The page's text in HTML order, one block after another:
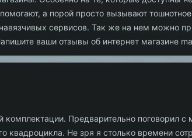
а порой просто вызывают
сервисов. Так же на нем можно
ваши отзывы об интернет магазине
комплектации. Предварительно поговорил
Не зря я столько времени